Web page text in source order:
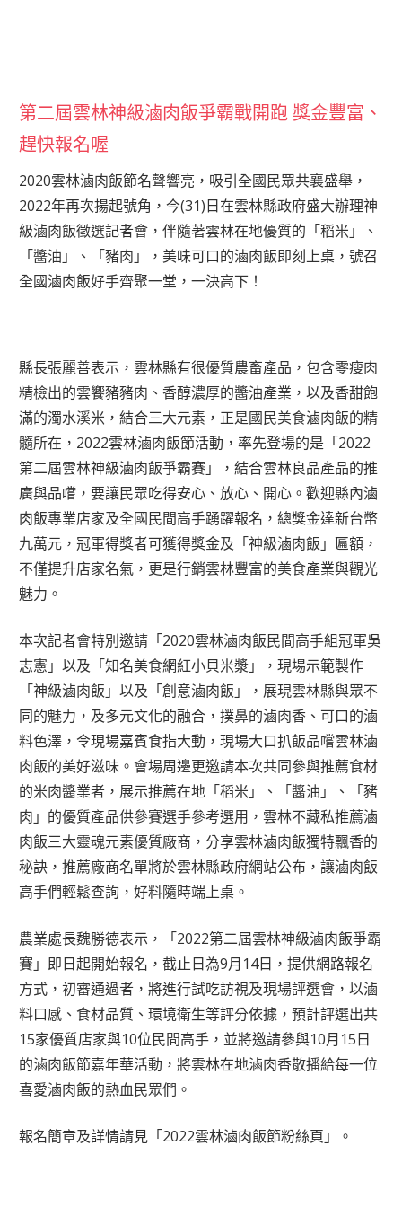
第二屆雲林神級滷肉飯爭霸戰開跑 獎金豐富、
趕快報名喔
2020雲林滷肉飯節名聲響亮，吸引全國民眾共襄盛舉，
2022年再次揚起號角，今(31)日在雲林縣政府盛大辦理神
級滷肉飯徵選記者會，伴隨著雲林在地優質的「稻米」、
「醬油」、「豬肉」，美味可口的滷肉飯即刻上桌，號召
全國滷肉飯好手齊聚一堂，一決高下！
縣長張麗善表示，雲林縣有很優質農畜產品，包含零瘦肉
精檢出的雲饗豬豬肉、香醇濃厚的醬油產業，以及香甜飽
滿的濁水溪米，結合三大元素，正是國民美食滷肉飯的精
髓所在，2022雲林滷肉飯節活動，率先登場的是「2022
第二屆雲林神級滷肉飯爭霸賽」，結合雲林良品產品的推
廣與品嚐，要讓民眾吃得安心、放心、開心。歡迎縣內滷
肉飯專業店家及全國民間高手踴躍報名，總獎金達新台幣
九萬元，冠軍得獎者可獲得獎金及「神級滷肉飯」匾額，
不僅提升店家名氣，更是行銷雲林豐富的美食產業與觀光
魅力。
本次記者會特別邀請「2020雲林滷肉飯民間高手組冠軍吳
志憲」以及「知名美食網紅小貝米漿」，現場示範製作
「神級滷肉飯」以及「創意滷肉飯」，展現雲林縣與眾不
同的魅力，及多元文化的融合，撲鼻的滷肉香、可口的滷
料色澤，令現場嘉賓食指大動，現場大口扒飯品嚐雲林滷
肉飯的美好滋味。會場周邊更邀請本次共同參與推薦食材
的米肉醬業者，展示推薦在地「稻米」、「醬油」、「豬
肉」的優質產品供參賽選手參考選用，雲林不藏私推薦滷
肉飯三大靈魂元素優質廠商，分享雲林滷肉飯獨特飄香的
秘訣，推薦廠商名單將於雲林縣政府網站公布，讓滷肉飯
高手們輕鬆查詢，好料隨時端上桌。
農業處長魏勝德表示，「2022第二屆雲林神級滷肉飯爭霸
賽」即日起開始報名，截止日為9月14日，提供網路報名
方式，初審通過者，將進行試吃訪視及現場評選會，以滷
料口感、食材品質、環境衛生等評分依據，預計評選出共
15家優質店家與10位民間高手，並將邀請參與10月15日
的滷肉飯節嘉年華活動，將雲林在地滷肉香散播給每一位
喜愛滷肉飯的熱血民眾們。
報名簡章及詳情請見「2022雲林滷肉飯節粉絲頁」。